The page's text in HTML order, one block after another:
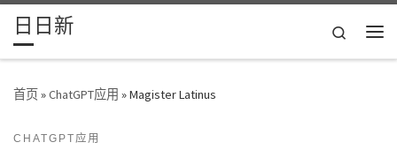
Skip to content
日日新
Search
首页»ChatGPT应用 »Magister Latinus
CHATGPT应用